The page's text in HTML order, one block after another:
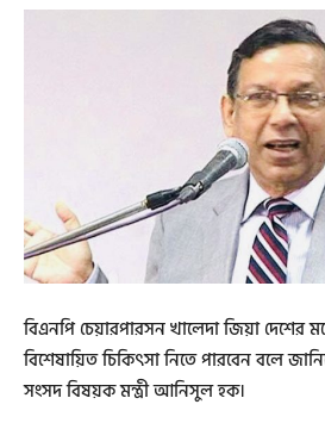
বিএনপি চেয়ারপারসন খালেদা জিয়া দেশের
বিশেষায়িত চিকিৎসা নিতে পারবেন বলে
সংসদ বিষয়ক মন্ত্রী আনিসুল হক।